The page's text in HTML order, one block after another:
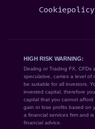
Cookiepolicy